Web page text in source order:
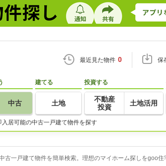
最近見た物件 0 保
中古
建てる
土地
投資する
不動産
投資
土地活用
入居可能の中古一戸建て物件を探す
一戸建て物件を簡単検索。理想のマイホーム探しをgoo住